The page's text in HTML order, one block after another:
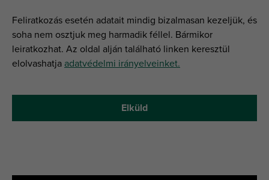
Feliratkozás esetén adatait mindig bizalmasan kezeljük, és
soha nem osztjuk meg harmadik féllel. Bármikor
leiratkozhat. Az oldal alján található linken keresztül
elolvashatja adatvédelmi irányelveinket.